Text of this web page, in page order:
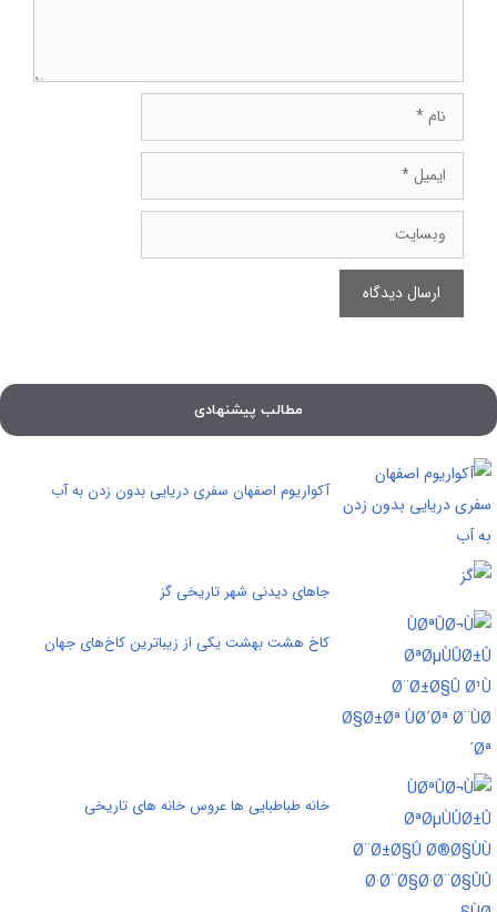
ایمیل
وبسایت
مطالب پیشنهادی
آکواریوم اصفهان سفری دریایی بدون زدن به آب
جاهای دیدنی شهر تاریخی گز
کاخ هشت بهشت یکی از زیباترین کاخ‌های جهان
خانه طباطبایی ها عروس خانه های تاریخی